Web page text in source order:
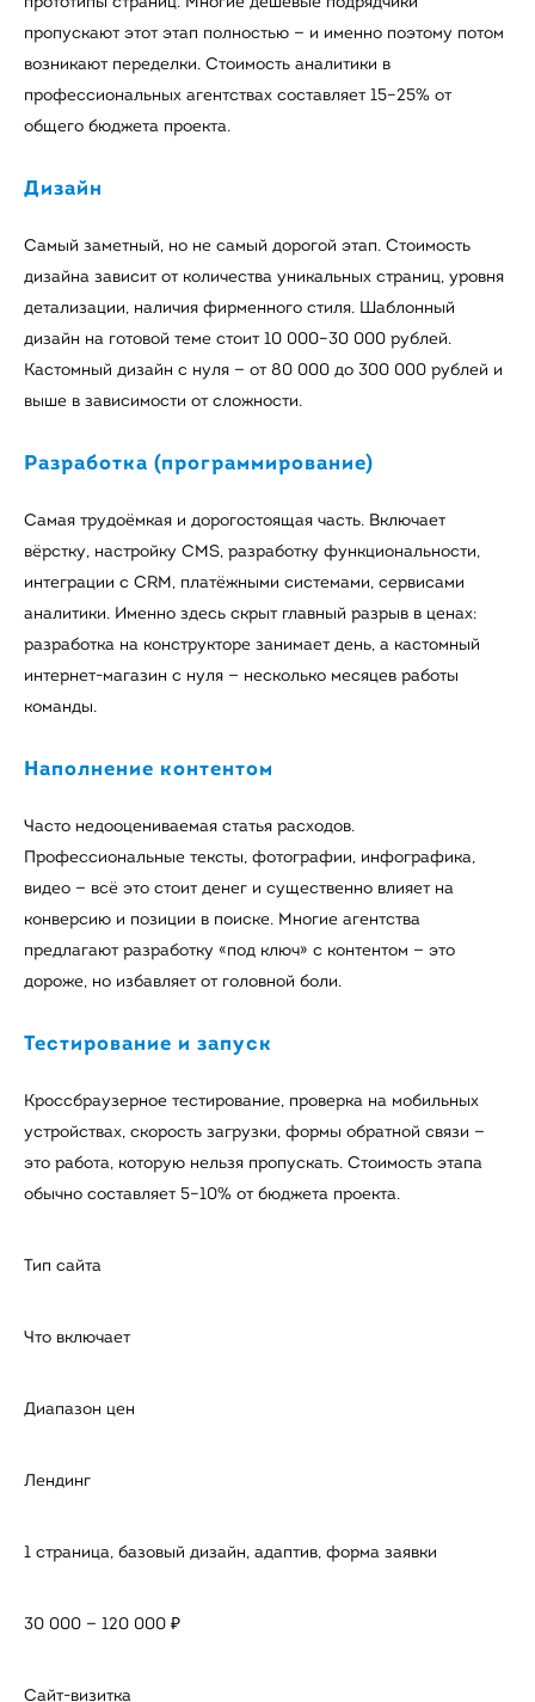
пропускают этот этап полностью — и именно поэтому потом
возникают переделки. Стоимость аналитики в
профессиональных агентствах составляет 15–25% от
общего бюджета проекта.
Дизайн
Самый заметный, но не самый дорогой этап. Стоимость
дизайна зависит от количества уникальных страниц, уровня
детализации, наличия фирменного стиля. Шаблонный
дизайн на готовой теме стоит 10 000–30 000 рублей.
Кастомный дизайн с нуля — от 80 000 до 300 000 рублей и
выше в зависимости от сложности.
Разработка (программирование)
Самая трудоёмкая и дорогостоящая часть. Включает
вёрстку, настройку CMS, разработку функциональности,
интеграции с CRM, платёжными системами, сервисами
аналитики. Именно здесь скрыт главный разрыв в ценах:
разработка на конструкторе занимает день, а кастомный
интернет-магазин с нуля — несколько месяцев работы
команды.
Наполнение контентом
Часто недооцениваемая статья расходов.
Профессиональные тексты, фотографии, инфографика,
видео — всё это стоит денег и существенно влияет на
конверсию и позиции в поиске. Многие агентства
предлагают разработку «под ключ» с контентом — это
дороже, но избавляет от головной боли.
Тестирование и запуск
Кроссбраузерное тестирование, проверка на мобильных
устройствах, скорость загрузки, формы обратной связи —
это работа, которую нельзя пропускать. Стоимость этапа
обычно составляет 5–10% от бюджета проекта.
Тип сайта
Что включает
Диапазон цен
Лендинг
1 страница, базовый дизайн, адаптив, форма заявки
30 000 — 120 000 ₽
Сайт-визитка